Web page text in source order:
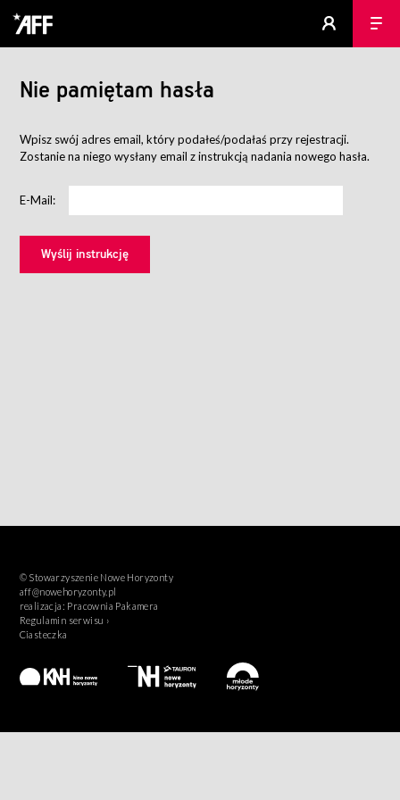
Nie pamiętam hasła
Wpisz swój adres email, który podałeś/podałaś przy rejestracji.
Zostanie na niego wysłany email z instrukcją nadania nowego hasła.
E-Mail:
© Stowarzyszenie Nowe Horyzonty
aff@nowehoryzonty.pl
realizacja: Pracownia Pakamera
Regulamin serwisu ›
Ciasteczka